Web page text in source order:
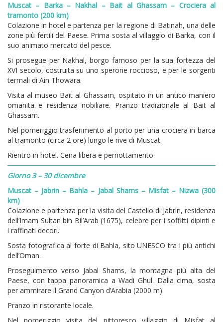
Muscat – Barka – Nakhal – Bait al Ghassam – Crociera al
tramonto (200 km)
Colazione in hotel e partenza per la regione di Batinah, una delle
zone più fertili del Paese. Prima sosta al villaggio di Barka, con il
suo animato mercato del pesce.
Si prosegue per Nakhal, borgo famoso per la sua fortezza del
XVI secolo, costruita su uno sperone roccioso, e per le sorgenti
termali di Ain Thowara.
Visita al museo Bait al Ghassam, ospitato in un antico maniero
omanita e residenza nobiliare. Pranzo tradizionale al Bait al
Ghassam.
Nel pomeriggio trasferimento al porto per una crociera in barca
al tramonto (circa 2 ore) lungo le rive di Muscat.
Rientro in hotel. Cena libera e pernottamento.
Giorno 3 – 30 dicembre
Muscat – Jabrin – Bahla – Jabal Shams – Misfat – Nizwa (300
km)
Colazione e partenza per la visita del Castello di Jabrin, residenza
dell’Imam Sultan bin Bil’Arab (1675), celebre per i soffitti dipinti e
i raffinati decori.
Sosta fotografica al forte di Bahla, sito UNESCO tra i più antichi
dell’Oman.
Proseguimento verso Jabal Shams, la montagna più alta del
Paese, con tappa panoramica a Wadi Ghul. Dalla cima, sosta
per ammirare il Grand Canyon d’Arabia (2000 m).
Pranzo in ristorante locale.